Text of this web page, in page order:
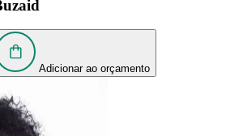
Adicionar ao orçamento